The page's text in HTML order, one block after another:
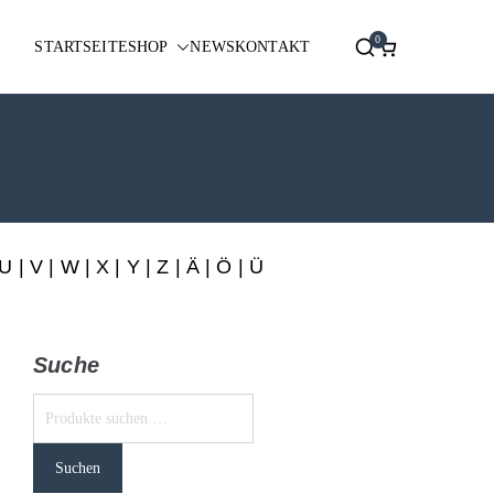
STARTSEITESHOP NEWSKONTAKT 0
U V W|X Y|Z Ä| Ö | Ü
Suche
Suchen